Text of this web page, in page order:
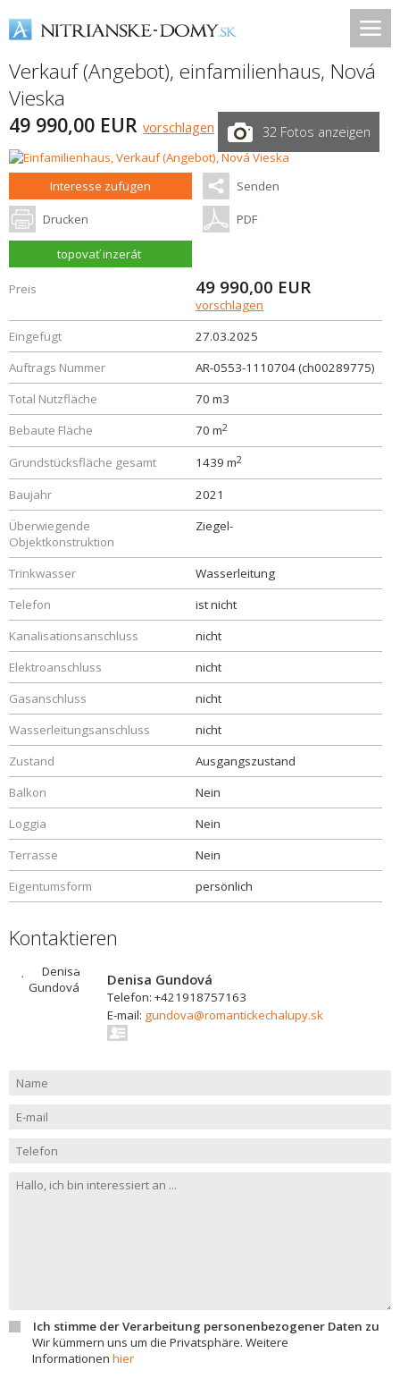
Verkauf (Angebot), einfamilienhaus, Nová
Vieska
49 990,00 EUR vorschlagen 32 Fotos anzeigen
Interesse zufügen Senden
Drucken PDF
topovať inzerát
Preis 49 990,00 EUR
vorschlagen
Eingefügt
27.03.2025
Auftrags Nummer
AR-0553-1110704 (ch00289775)
Total Nutzfläche
70 m3
Bebaute Fläche
70 m2
Grundstücksfläche gesamt 1439 m2
Baujahr
2021
Überwiegende
Objektkonstruktion
Ziegel-
Trinkwasser
Wasserleitung
Telefon
ist nicht
Kanalisationsanschluss
nicht
Elektroanschluss
nicht
Gasanschluss
nicht
Wasserleitungsanschluss
nicht
Zustand
Ausgangszustand
Balkon
Nein
Loggia
Nein
Terrasse
Nein
Eigentumsform
persönlich
Kontaktieren
Denisa Gundová
Telefon: +421918757163
E-mail: gundova@romantickechalupy.sk
Ich stimme der Verarbeitung personenbezogener Daten zu
Wir kümmern uns um die Privatsphäre. Weitere
Informationen hier